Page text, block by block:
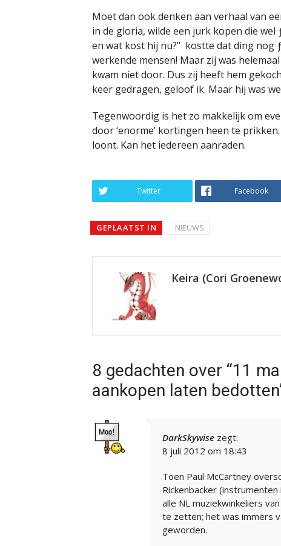
Moet dan ook denken aan verhaal van
in de gloria, wilde een jurk kopen die wel
en wat kost hij nu?” kostte dat ding nog
werkende mensen! Maar zij was
kwam niet door. Dus zij heeft hem
keer gedragen, geloof ik. Maar hij was
Tegenwoordig is het zo makkelijk om
door ‘enorme’ kortingen heen te
loont. Kan het iedereen aanraden.
Twitter Facebook
GEPLAATST IN NIEUWS
Keira (Cori
8 gedachten over “11
aankopen laten
DarkSkywise zegt:
8 juli 2012 om 18:43
Toen Paul McCartney
Rickenbacker
alle NL muziekwinkeliers
te zetten; het was immers
geworden.